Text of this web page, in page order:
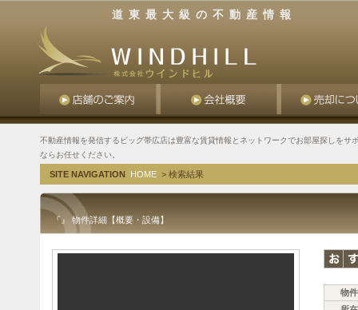
道東最大級の不動産情報
不動産情報を発信するビッグ帯広店は豊富な賃貸情報とネットワークでお部屋探しをサ
ならお任せください。
SITE NAVIGATION HOME > 検索結果
『』 物件詳細【概要・設備】
物